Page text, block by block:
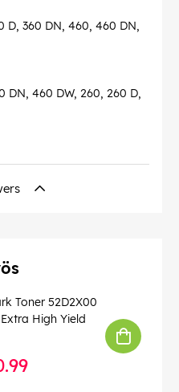
D, 360 DN, 460, 460 DN,
DN, 460 DW, 260, 260 D,
Toner 52D2X00
High Yield